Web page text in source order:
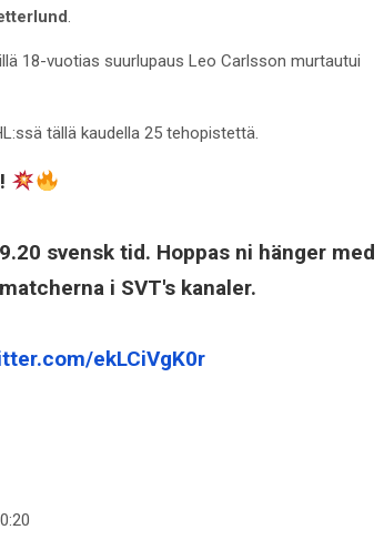
.
18-vuotias suurlupaus Leo Carlsson murtautui
tällä kaudella 25 tehopistettä.
svensk tid. Hoppas ni hänger med
i SVT's kanaler.
ekLCiVgK0r